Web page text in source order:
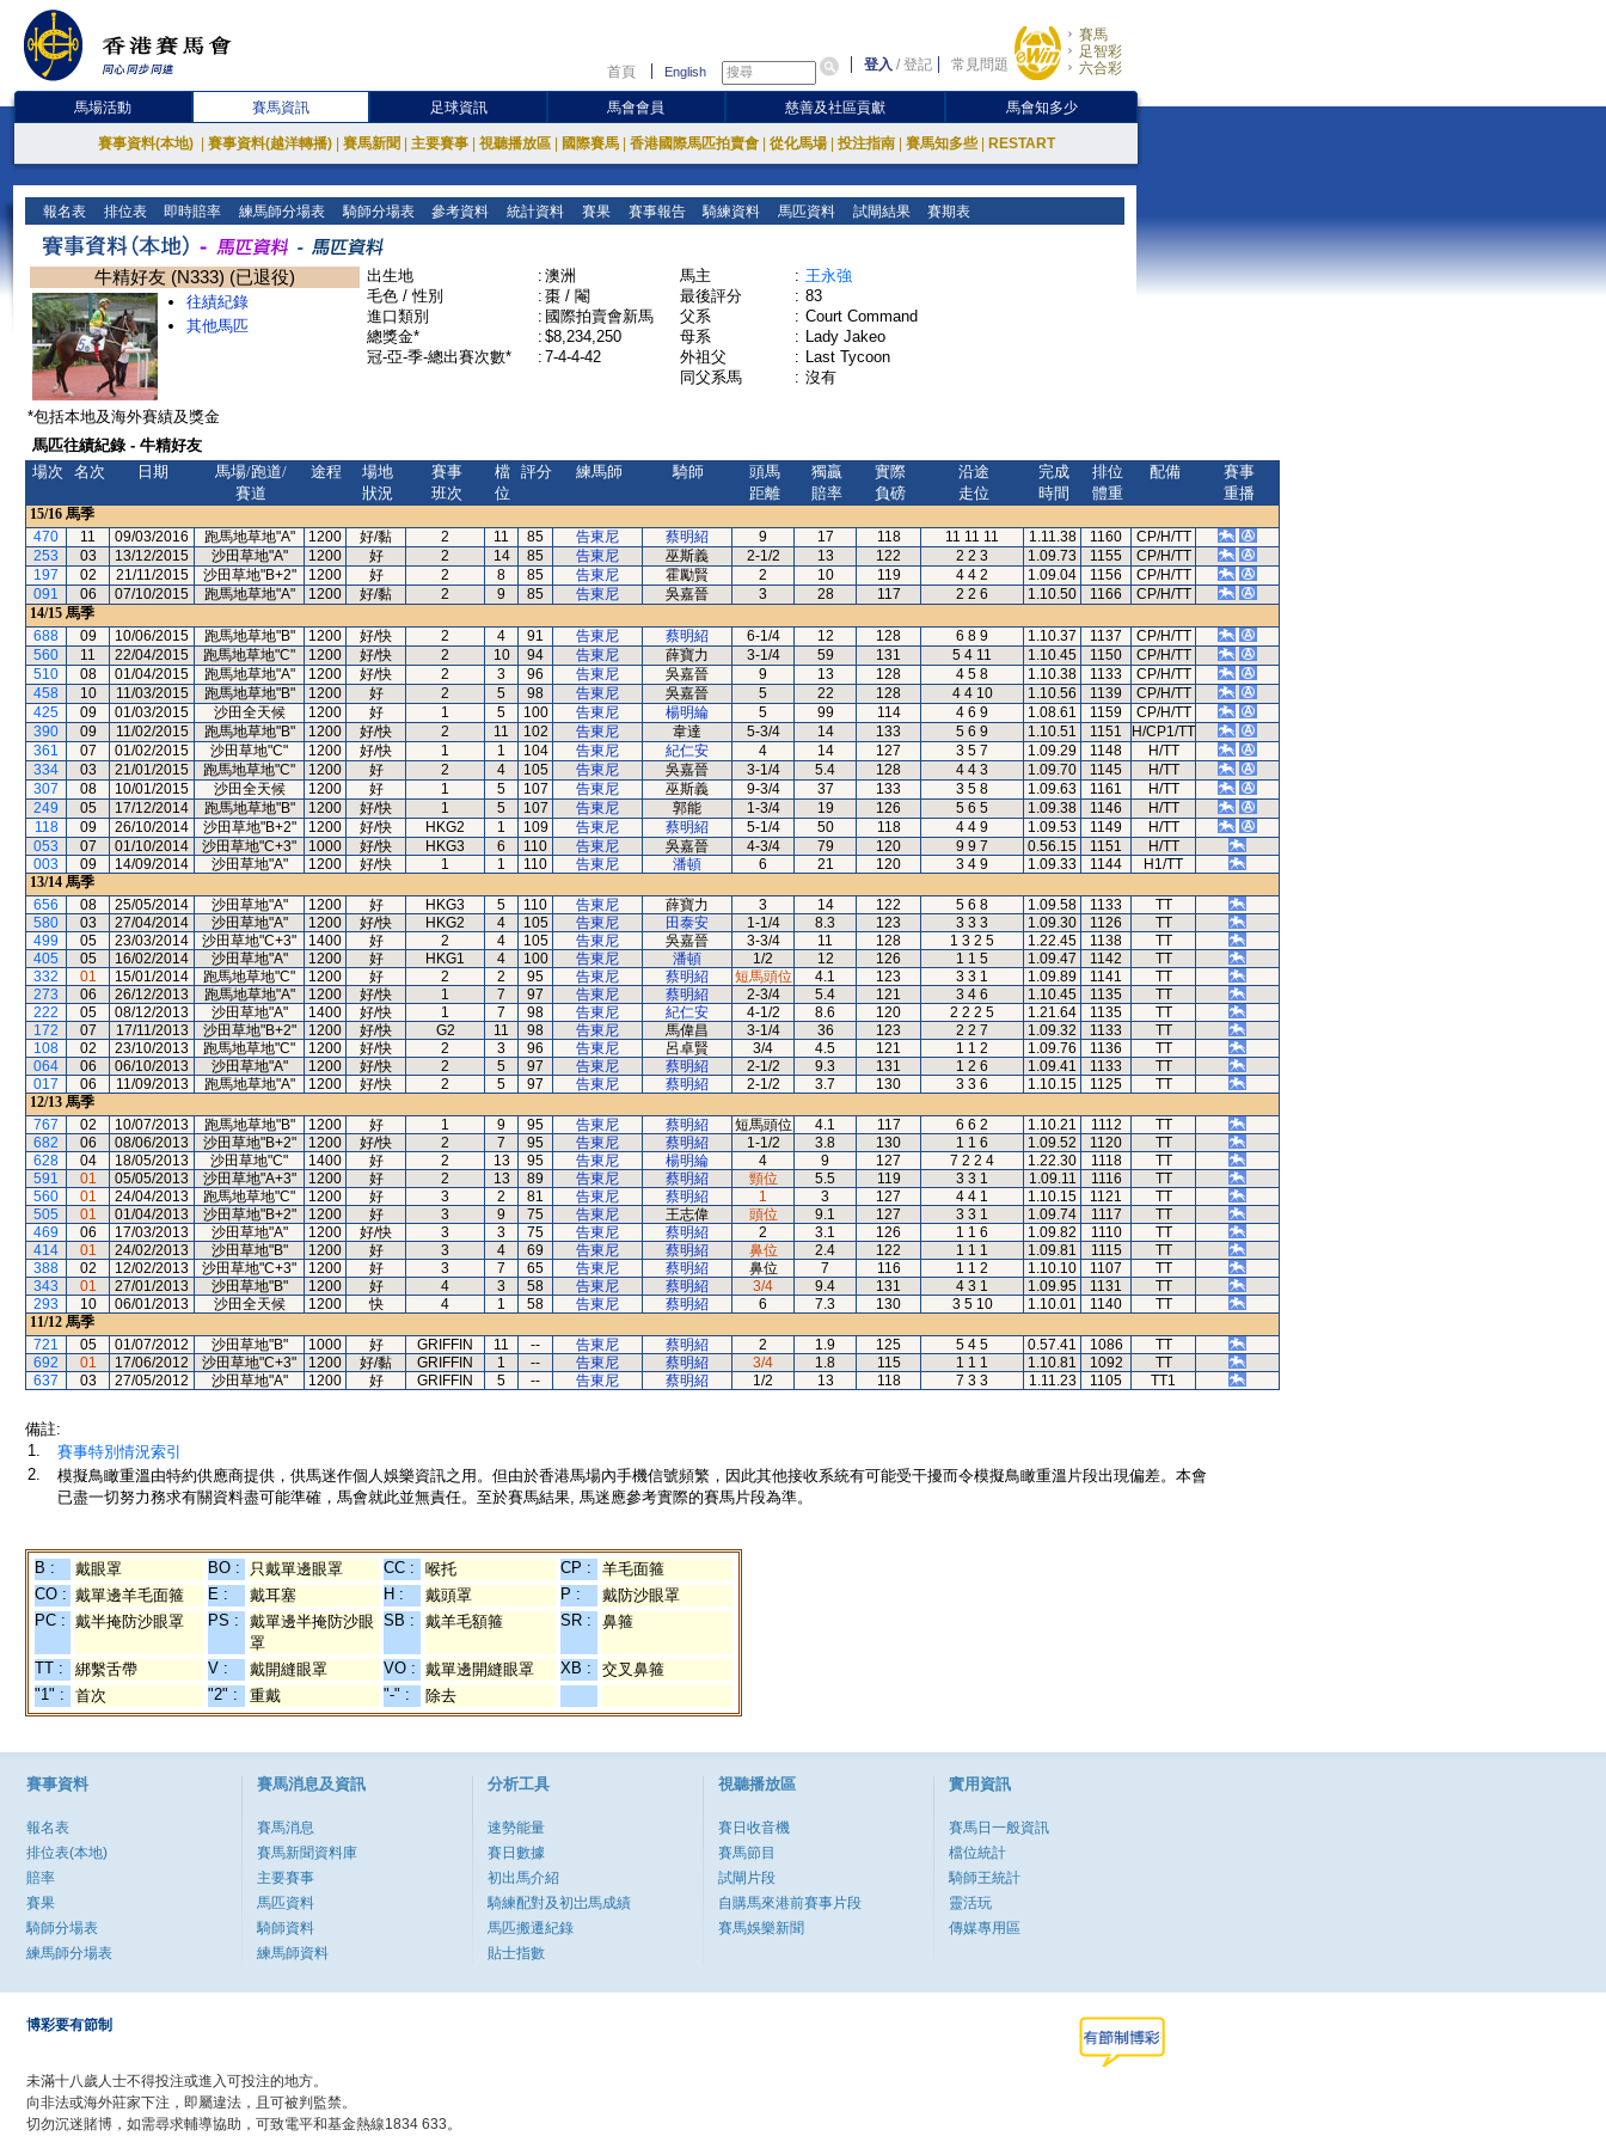
首頁 English 登入 /登記 常見問題
賽馬
足智彩
六合彩
馬場活動 賽馬資訊 足球資訊 馬會會員 慈善及社區貢獻 馬會知多少
賽事資料(本地) 賽事資料(越洋轉播) 賽馬新聞 主要賽事 視聽播放區 國際賽馬 香港國際馬匹拍賣會 從化馬場 投注指南 賽馬知多些 RESTART
報名表 排位表 即時賠率 練馬師分場表 騎師分場表 參考資料 統計資料 賽果 賽事報告 騎練資料 馬匹資料 試閘結果 賽期表
牛精好友 (N333) (已退役)
往績紀錄
其他馬匹
出生地 : 澳洲
毛色 / 性別
: 棗 / 閹
進口類別
: 國際拍賣會新馬
總獎金*
: $8,234,250
冠-亞-季-總出賽次數*
: 7-4-4-42
馬主 : 王永強
最後評分
: 83
父系
: Court Command
母系
: Lady Jakeo
外祖父
: Last Tycoon
同父系馬
: 沒有
*包括本地及海外賽績及獎金
馬匹往績紀錄 - 牛精好友
場次
名次 日期
馬場/跑道/
賽道
途程
場地
狀況
賽事
班次
檔
位
評分 練馬師 騎師
頭馬
距離
獨贏
賠率
實際
負磅
沿途
走位
完成
時間
排位
體重
配備
賽事
重播
15/16 馬季
470
11 09/03/2016 跑馬地草地"A" 1200 好/黏 2 11 85 告東尼 蔡明紹 9 17 118 11 11 11 1.11.38 1160
CP/H/TT
253
03 13/12/2015 沙田草地"A" 1200 好 2 14 85 告東尼 巫斯義 2-1/2 13 122 2 2 3 1.09.73 1155
CP/H/TT
197
02 21/11/2015 沙田草地"B+2" 1200 好 2 8 85 告東尼 霍勵賢 2 10 119 4 4 2 1.09.04 1156
CP/H/TT
091
06 07/10/2015 跑馬地草地"A" 1200 好/黏 2 9 85 告東尼 吳嘉晉 3 28 117 2 2 6 1.10.50 1166
CP/H/TT
14/15 馬季
688
09 10/06/2015 跑馬地草地"B" 1200 好/快 2 4 91 告東尼 蔡明紹 6-1/4 12 128 6 8 9 1.10.37 1137
CP/H/TT
560
11 22/04/2015 跑馬地草地"C" 1200 好/快 2 10 94 告東尼 薛寶力 3-1/4 59 131 5 4 11 1.10.45 1150
CP/H/TT
510
08 01/04/2015 跑馬地草地"A" 1200 好/快 2 3 96 告東尼 吳嘉晉 9 13 128 4 5 8 1.10.38 1133
CP/H/TT
458
10 11/03/2015 跑馬地草地"B" 1200 好 2 5 98 告東尼 吳嘉晉 5 22 128 4 4 10 1.10.56 1139
CP/H/TT
425
09 01/03/2015 沙田全天候 1200 好 1 5 100 告東尼 楊明綸 5 99 114 4 6 9 1.08.61 1159
CP/H/TT
390
09 11/02/2015 跑馬地草地"B" 1200 好/快 2 11 102 告東尼 韋達 5-3/4 14 133 5 6 9 1.10.51 1151
H/CP1/TT
361
07 01/02/2015 沙田草地"C" 1200 好/快 1 1 104 告東尼 紀仁安 4 14 127 3 5 7 1.09.29 1148
H/TT
334
03 21/01/2015 跑馬地草地"C" 1200 好 2 4 105 告東尼 吳嘉晉 3-1/4 5.4 128 4 4 3 1.09.70 1145
H/TT
307
08 10/01/2015 沙田全天候 1200 好 1 5 107 告東尼 巫斯義 9-3/4 37 133 3 5 8 1.09.63 1161
H/TT
249
05 17/12/2014 跑馬地草地"B" 1200 好/快 1 5 107 告東尼 郭能 1-3/4 19 126 5 6 5 1.09.38 1146
H/TT
118
09 26/10/2014 沙田草地"B+2" 1200 好/快 HKG2 1 109 告東尼 蔡明紹 5-1/4 50 118 4 4 9 1.09.53 1149
H/TT
053
07 01/10/2014 沙田草地"C+3" 1000 好/快 HKG3 6 110 告東尼 吳嘉晉 4-3/4 79 120 9 9 7 0.56.15 1151
H/TT
003
09 14/09/2014 沙田草地"A" 1200 好/快 1 1 110 告東尼 潘頓 6 21 120 3 4 9 1.09.33 1144
H1/TT
13/14 馬季
656
08 25/05/2014 沙田草地"A" 1200 好 HKG3 5 110 告東尼 薛寶力 3 14 122 5 6 8 1.09.58 1133
TT
580
03 27/04/2014 沙田草地"A" 1200 好/快 HKG2 4 105 告東尼 田泰安 1-1/4 8.3 123 3 3 3 1.09.30 1126
TT
499
05 23/03/2014 沙田草地"C+3" 1400 好 2 4 105 告東尼 吳嘉晉 3-3/4 11 128 1 3 2 5 1.22.45 1138
TT
405
05 16/02/2014 沙田草地"A" 1200 好 HKG1 4 100 告東尼 潘頓 1/2 12 126 1 1 5 1.09.47 1142
TT
332
01 15/01/2014 跑馬地草地"C" 1200 好 2 2 95 告東尼 蔡明紹 短馬頭位 4.1 123 3 3 1 1.09.89 1141
TT
273
06 26/12/2013 跑馬地草地"A" 1200 好/快 1 7 97 告東尼 蔡明紹 2-3/4 5.4 121 3 4 6 1.10.45 1135
TT
222
05 08/12/2013 沙田草地"A" 1400 好/快 1 7 98 告東尼 紀仁安 4-1/2 8.6 120 2 2 2 5 1.21.64 1135
TT
172
07 17/11/2013 沙田草地"B+2" 1200 好/快 G2 11 98 告東尼 馬偉昌 3-1/4 36 123 2 2 7 1.09.32 1133
TT
108
02 23/10/2013 跑馬地草地"C" 1200 好/快 2 3 96 告東尼 呂卓賢 3/4 4.5 121 1 1 2 1.09.76 1136
TT
064
06 06/10/2013 沙田草地"A" 1200 好/快 2 5 97 告東尼 蔡明紹 2-1/2 9.3 131 1 2 6 1.09.41 1133
TT
017
06 11/09/2013 跑馬地草地"A" 1200 好/快 2 5 97 告東尼 蔡明紹 2-1/2 3.7 130 3 3 6 1.10.15 1125
TT
12/13 馬季
767
02 10/07/2013 跑馬地草地"B" 1200 好 1 9 95 告東尼 蔡明紹 短馬頭位 4.1 117 6 6 2 1.10.21 1112
TT
682
06 08/06/2013 沙田草地"B+2" 1200 好/快 2 7 95 告東尼 蔡明紹 1-1/2 3.8 130 1 1 6 1.09.52 1120
TT
628
04 18/05/2013 沙田草地"C" 1400 好 2 13 95 告東尼 楊明綸 4 9 127 7 2 2 4 1.22.30 1118
TT
591
01 05/05/2013 沙田草地"A+3" 1200 好 2 13 89 告東尼 蔡明紹 頸位 5.5 119 3 3 1 1.09.11 1116
TT
560
01 24/04/2013 跑馬地草地"C" 1200 好 3 2 81 告東尼 蔡明紹 1 3 127 4 4 1 1.10.15 1121
TT
505
01 01/04/2013 沙田草地"B+2" 1200 好 3 9 75 告東尼 王志偉 頭位 9.1 127 3 3 1 1.09.74 1117
TT
469
06 17/03/2013 沙田草地"A" 1200 好/快 3 3 75 告東尼 蔡明紹 2 3.1 126 1 1 6 1.09.82 1110
TT
414
01 24/02/2013 沙田草地"B" 1200 好 3 4 69 告東尼 蔡明紹 鼻位 2.4 122 1 1 1 1.09.81 1115
TT
388
02 12/02/2013 沙田草地"C+3" 1200 好 3 7 65 告東尼 蔡明紹 鼻位 7 116 1 1 2 1.10.10 1107
TT
343
01 27/01/2013 沙田草地"B" 1200 好 4 3 58 告東尼 蔡明紹 3/4 9.4 131 4 3 1 1.09.95 1131
TT
293
10 06/01/2013 沙田全天候 1200 快 4 1 58 告東尼 蔡明紹 6 7.3 130 3 5 10 1.10.01 1140
TT
11/12 馬季
721
05 01/07/2012 沙田草地"B" 1000 好 GRIFFIN 11 -- 告東尼 蔡明紹 2 1.9 125 5 4 5 0.57.41 1086
TT
692
01 17/06/2012 沙田草地"C+3" 1200 好/黏 GRIFFIN 1 -- 告東尼 蔡明紹 3/4 1.8 115 1 1 1 1.10.81 1092
TT
637
03 27/05/2012 沙田草地"A" 1200 好 GRIFFIN 5 -- 告東尼 蔡明紹 1/2 13 118 7 3 3 1.11.23 1105 TT1
備註:
1.
賽事特別情況索引
2.
模擬鳥瞰重溫由特約供應商提供，供馬迷作個人娛樂資訊之用。但由於香港馬場內手機信號頻繁，因此其他接收系統有可能受干擾而令模擬鳥瞰重溫片段出現偏差。本會
已盡一切努力務求有關資料盡可能準確，馬會就此並無責任。至於賽馬結果, 馬迷應參考實際的賽馬片段為準。
B : 戴眼罩 BO : 只戴單邊眼罩 CC : 喉托 CP :
羊毛面箍
CO : 戴單邊羊毛面箍 E : 戴耳塞 H : 戴頭罩 P :
戴防沙眼罩
PC : 戴半掩防沙眼罩 PS :
戴單邊半掩防沙眼
罩
SB : 戴羊毛額箍 SR : 鼻箍
TT : 綁繫舌帶 V : 戴開縫眼罩 VO : 戴單邊開縫眼罩 XB :
交叉鼻箍
"1" :
首次 "2" : 重戴 "-" : 除去
賽事資料
報名表
排位表(本地)
賠率
賽果
騎師分場表
練馬師分場表
賽馬消息及資訊
賽馬消息
賽馬新聞資料庫
主要賽事
馬匹資料
騎師資料
練馬師資料
分析工具
速勢能量
賽日數據
初出馬介紹
騎練配對及初岀馬成績
馬匹搬遷紀錄
貼士指數
視聽播放區
賽日收音機
賽馬節目
試閘片段
自購馬來港前賽事片段
賽馬娛樂新聞
實用資訊
賽馬日一般資訊
檔位統計
騎師王統計
靈活玩
傳媒專用區
博彩要有節制
未滿十八歲人士不得投注或進入可投注的地方。
向非法或海外莊家下注，即屬違法，且可被判監禁。
切勿沉迷賭博，如需尋求輔導協助，可致電平和基金熱線1834 633。